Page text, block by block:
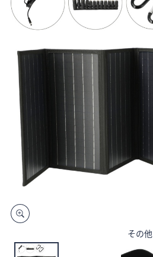
上
下
矢
印
バ
イ
で
その他